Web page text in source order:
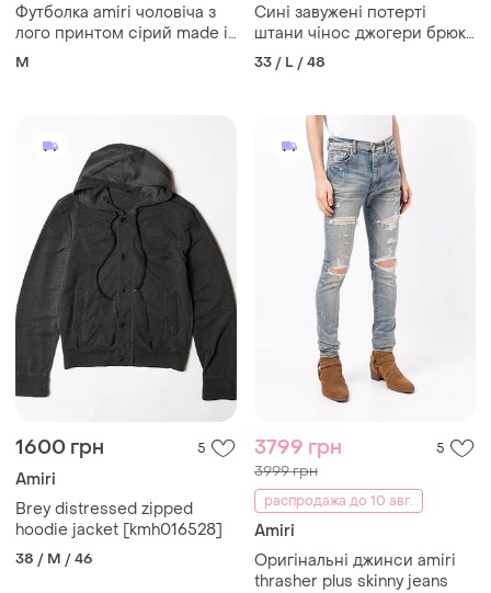
Футболка amiri чоловіча з
лого принтом сірий made in
usa
M
Сині завужені потерті
штани чінос джогери брюки
джинси amiri distressed
jeans
33 / L / 48
1600 грн 5
Amiri
Brey distressed zipped
hoodie jacket [kmh016528]
38 / M / 46
3799 грн 5
3999 грн
распродажа до 10 авг.
Amiri
Оригінальні джинси amiri
thrasher plus skinny jeans